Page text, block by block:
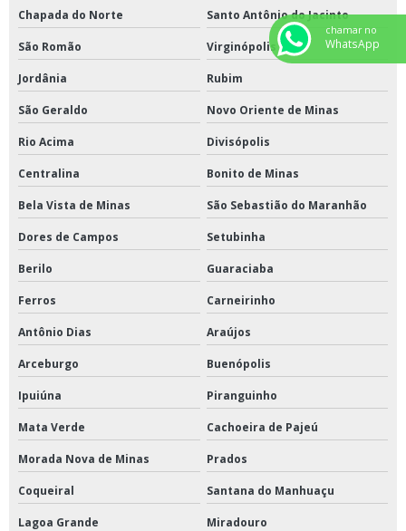
Chapada do Norte Santo Antônio do Jacinto
São Romão Virginópolis
Jordânia Rubim
São Geraldo Novo Oriente de Minas
Rio Acima Divisópolis
Centralina Bonito de Minas
Bela Vista de Minas São Sebastião do Maranhão
Dores de Campos Setubinha
Berilo Guaraciaba
Ferros Carneirinho
Antônio Dias Araújos
Arceburgo Buenópolis
Ipuiúna Piranguinho
Mata Verde Cachoeira de Pajeú
Morada Nova de Minas Prados
Coqueiral Santana do Manhuaçu
Lagoa Grande Miradouro
chamar no
WhatsApp